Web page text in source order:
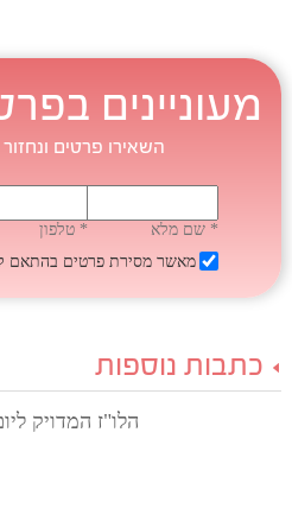
מעוניינים
השאירו פרטים
* שם מלא
* טלפון
מאשר מסירת פרטים בהתאם
כתבות נוספות
הלו"ז המדויק